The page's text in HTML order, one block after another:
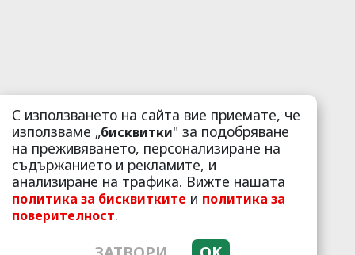
С използването на сайта вие приемате, че
използваме „бисквитки" за подобряване
на преживяването, персонализиране на
съдържанието и рекламите, и
анализиране на трафика. Вижте нашата
политика за бисквитките и политика за
поверителност.